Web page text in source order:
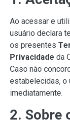
Ao acessar e
usuário declara
os presentes
Privacidade da
Caso não
estabelecidas, o
imediatamente.
2. Sobre